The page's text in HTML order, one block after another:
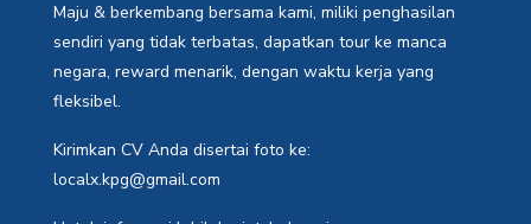
Maju & berkembang bersama kami, miliki penghasilan
sendiri yang tidak terbatas, dapatkan tour ke manca
negara, reward menarik, dengan waktu kerja yang
fleksibel.
Kirimkan CV Anda disertai foto ke:
localx.kpg@gmail.com